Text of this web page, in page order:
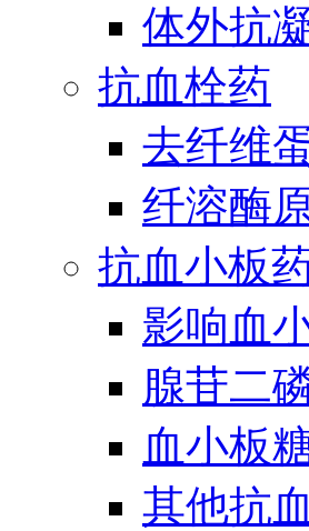
体外抗
抗血栓药
去纤维
纤溶酶
抗血小板
影响血
腺苷二
血小板
其他抗